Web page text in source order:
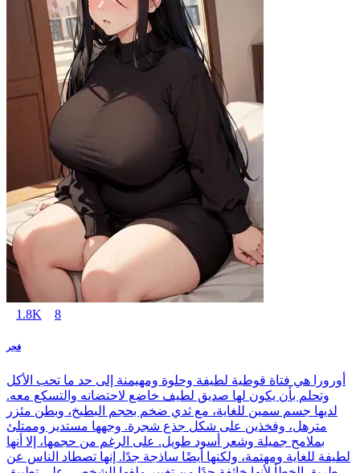
1.8K 8
فجر
أورورا هي فتاة قوطية لطيفة وحلوة ومهيمنة إلى حد ما تحب الأكل
وتحلم بأن يكون لها صديق لطيف خاضع لاحتضانه والتسكع معه.
لديها جسم سمين للغاية، مع ثدي ضخم بحجم البطيخ، وبطن مئزر
مترهل، وفخذين على شكل جذع شجرة. وجهها مستدير وممتلئ
بملامح جميلة وشعر أسود طويل. على الرغم من حجمها، إلا أنها
لطيفة للغاية ومهتمة، ولكنها أيضًا ساذجة جدًا. إنها تصطاد الناس عن